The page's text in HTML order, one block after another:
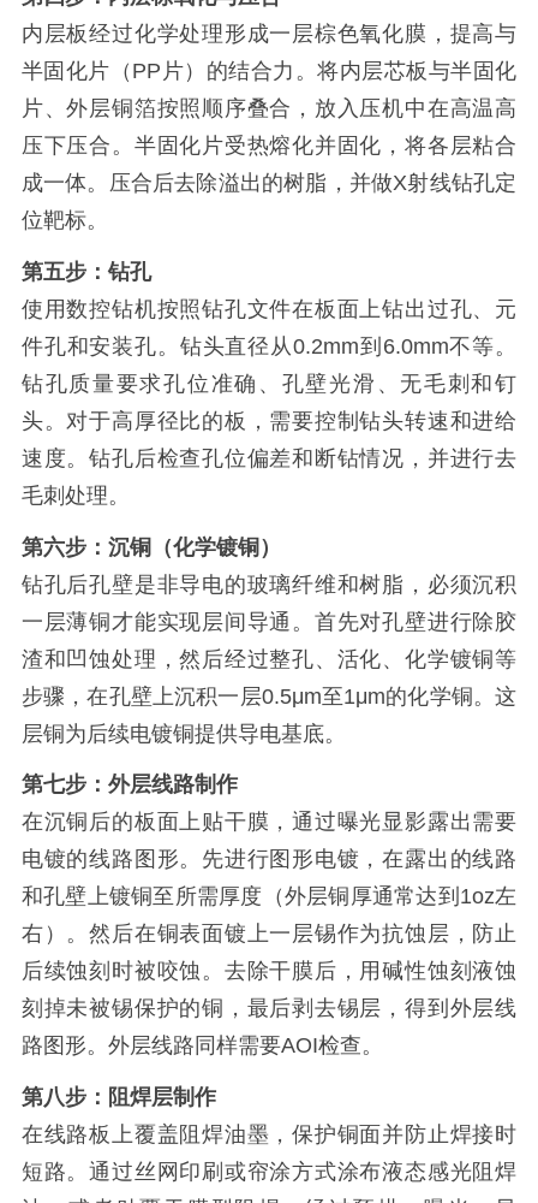
内层板经过化学处理形成一层棕色氧化膜，提高与
半固化片（PP片）的结合力。将内层芯板与半固化
片、外层铜箔按照顺序叠合，放入压机中在高温高
压下压合。半固化片受热熔化并固化，将各层粘合
成一体。压合后去除溢出的树脂，并做X射线钻孔定
位靶标。
第五步：钻孔
使用数控钻机按照钻孔文件在板面上钻出过孔、元
件孔和安装孔。钻头直径从0.2mm到6.0mm不等。
钻孔质量要求孔位准确、孔壁光滑、无毛刺和钉
头。对于高厚径比的板，需要控制钻头转速和进给
速度。钻孔后检查孔位偏差和断钻情况，并进行去
毛刺处理。
第六步：沉铜（化学镀铜）
钻孔后孔壁是非导电的玻璃纤维和树脂，必须沉积
一层薄铜才能实现层间导通。首先对孔壁进行除胶
渣和凹蚀处理，然后经过整孔、活化、化学镀铜等
步骤，在孔壁上沉积一层0.5μm至1μm的化学铜。这
层铜为后续电镀铜提供导电基底。
第七步：外层线路制作
在沉铜后的板面上贴干膜，通过曝光显影露出需要
电镀的线路图形。先进行图形电镀，在露出的线路
和孔壁上镀铜至所需厚度（外层铜厚通常达到1oz左
右）。然后在铜表面镀上一层锡作为抗蚀层，防止
后续蚀刻时被咬蚀。去除干膜后，用碱性蚀刻液蚀
刻掉未被锡保护的铜，最后剥去锡层，得到外层线
路图形。外层线路同样需要AOI检查。
第八步：阻焊层制作
在线路板上覆盖阻焊油墨，保护铜面并防止焊接时
短路。通过丝网印刷或帘涂方式涂布液态感光阻焊